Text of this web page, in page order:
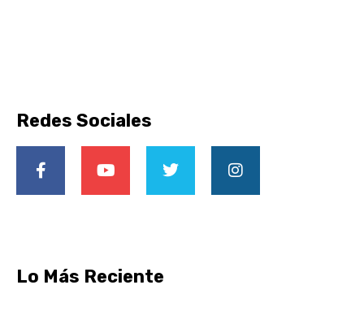
Redes Sociales
Lo Más Reciente